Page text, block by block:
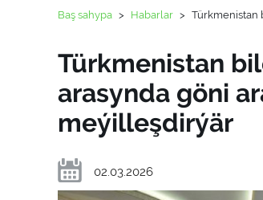
Baş sahypa > Habarlar > Türkmenistan
Türkmenistan
arasynda göni
meýilleşdirýär
02.03.2026